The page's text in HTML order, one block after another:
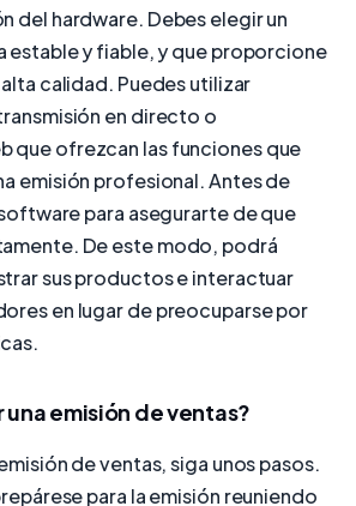
del hardware. Debes elegir un
estable y fiable, y que proporcione
calidad. Puedes utilizar
en directo o
que ofrezcan las funciones que
emisión profesional. Antes de
para asegurarte de que
De este modo, podrá
sus productos e interactuar
en lugar de preocuparse por
una emisión de ventas?
de ventas, siga unos pasos.
para la emisión reuniendo